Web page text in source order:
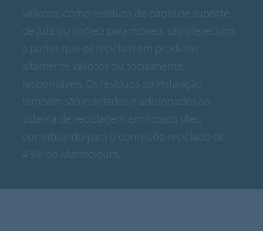
valiosos, como resíduos de papel de suporte
de juta ou linóleo para móveis, são oferecidos
a partes que os reciclam em produtos
altamente valiosos ou socialmente
responsáveis. Os resíduos da instalação
também são coletados e adicionados ao
sistema de reciclagem em nossos sites,
contribuindo para o conteúdo reciclado de
43% no Marmoleum.